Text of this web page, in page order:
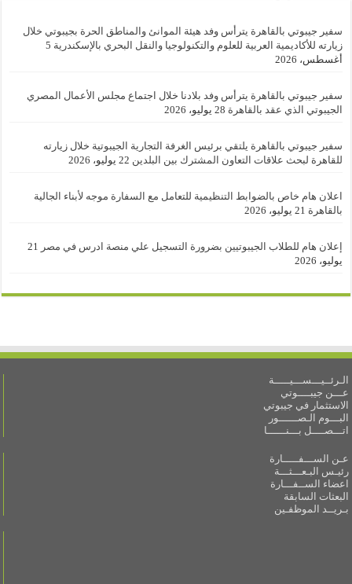
سفير جيبوتي بالقاهرة يترأس وفد هيئة الموانئ والمناطق الحرة بجيبوتي خلال
زيارته للأكاديمية العربية للعلوم والتكنولوجيا والنقل البحري بالإسكندرية 5
أغسطس، 2026
سفير جيبوتي بالقاهرة يترأس وفد بلادنا خلال اجتماع مجلس الأعمال المصري
الجيبوتي الذي عقد بالقاهرة 28 يوليو، 2026
سفير جيبوتي بالقاهرة يلتقي برئيس الغرفة التجارية الجيبوتية خلال زيارته
للقاهرة لبحث علاقات التعاون المشترك بين البلدين 22 يوليو، 2026
اعلان هام خاص بالضوابط التنظيمية للتعامل مع السفارة موجه لأبناء الجالية
بالقاهرة 21 يوليو، 2026
إعلان هام للطلاب الجيبوتيين بضرورة التسجيل علي منصة ادرس في مصر
21
يوليو، 2026
الـرئــيـــســـيـــــة
عـــن جيبــــوتي
الاستثمار في جيبوتي
البـــوم الـصــــــور
اتـــصــــل بـــنــــــا
عـن الســـفـــــارة
رئيـس البـعـــثـــة
اعضاء الســفـــارة
البعثات السابقة
بـريــد الموظفـين